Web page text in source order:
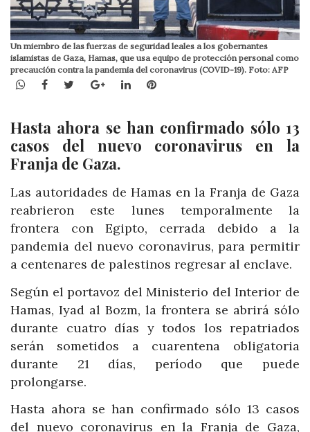
Un miembro de las fuerzas de seguridad leales a los gobernantes
islamistas de Gaza, Hamas, que usa equipo de protección personal como
precaución contra la pandemia del coronavirus (COVID-19). Foto: AFP
WhatsApp
Facebook
TwitterGoogle+LinkedInPinterest
Hasta ahora se han confirmado sólo 13
casos del nuevo coronavirus en la
Franja de Gaza.
Las autoridades de Hamas en la Franja de Gaza
reabrieron este lunes temporalmente la
frontera con Egipto, cerrada debido a la
pandemia del nuevo coronavirus, para permitir
a centenares de palestinos regresar al enclave.
Según el portavoz del Ministerio del Interior de
Hamas, Iyad al Bozm, la frontera se abrirá sólo
durante cuatro días y todos los repatriados
serán sometidos a cuarentena obligatoria
durante 21 días, período que puede
prolongarse.
Hasta ahora se han confirmado sólo 13 casos
del nuevo coronavirus en la Franja de Gaza,